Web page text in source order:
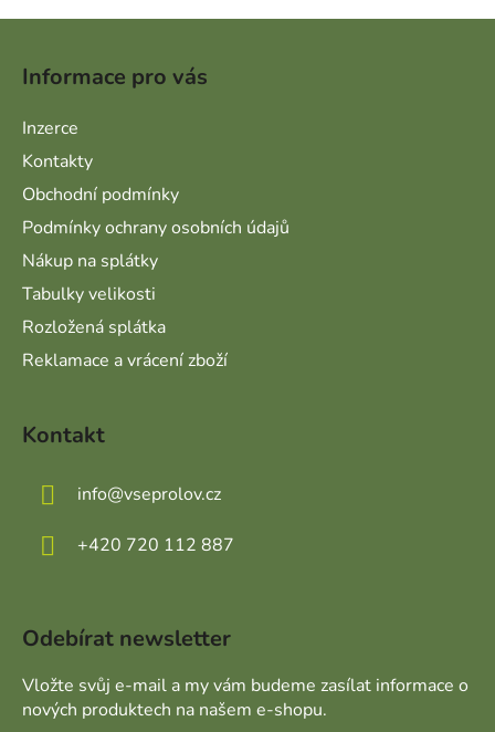
Informace pro vás
Inzerce
Kontakty
Obchodní podmínky
Podmínky ochrany osobních údajů
Nákup na splátky
Tabulky velikosti
Rozložená splátka
Reklamace a vrácení zboží
Kontakt
info@vseprolov.cz
+420 720 112 887
Odebírat newsletter
Vložte svůj e-mail a my vám budeme zasílat informace o
nových produktech na našem e-shopu.